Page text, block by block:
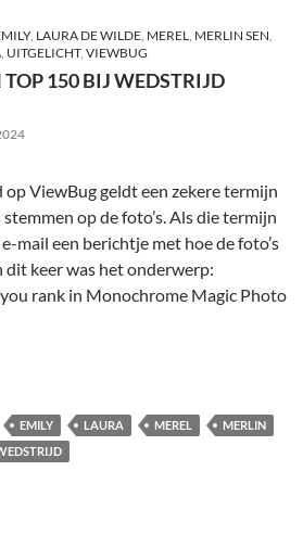
, LAURA DE WILDE, MEREL, MERLIN SEN,
, UITGELICHT, VIEWBUG
150 BIJ WEDSTRIJD
ViewBug geldt een zekere termijn
op de foto’s. Als die termijn
mail een berichtje met hoe de foto’s
dit keer was het onderwerp:
rank in Monochrome Magic Photo
in Top 150 bij wedstrijd ViewBug
EMILY LAURA MEREL
MERLIN